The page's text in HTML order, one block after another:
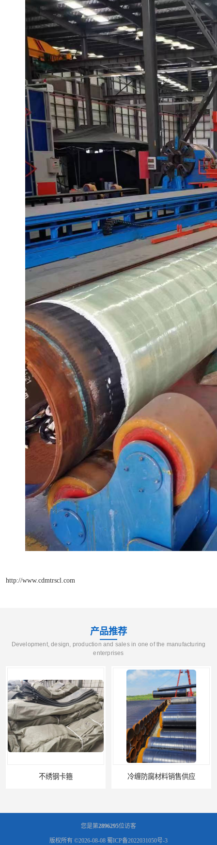
http://www.cdmtrscl.com
产品推荐
Development, design, production and sales in one of the manufacturing
enterprises
不绣钢卡箍 冷缠防腐材料销售供应
您是第2896295位访客
版权所有 ©2026-08-08 蜀ICP备2022031050号-3